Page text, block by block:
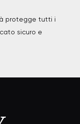
protegge tutti i
sicuro e